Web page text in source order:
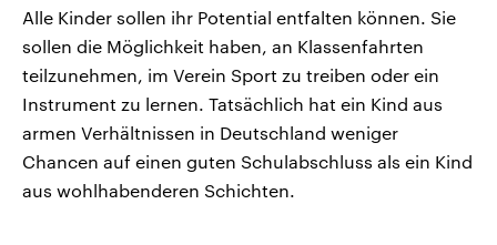
Alle Kinder sollen ihr Potential entfalten können. Sie
sollen die Möglichkeit haben, an Klassenfahrten
teilzunehmen, im Verein Sport zu treiben oder ein
Instrument zu lernen. Tatsächlich hat ein Kind aus
armen Verhältnissen in Deutschland weniger
Chancen auf einen guten Schulabschluss als ein Kind
aus wohlhabenderen Schichten.